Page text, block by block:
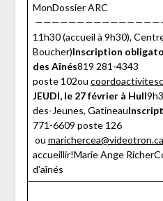
MonDossier ARC
11h30 (accueil à 9h30),
Boucher)Inscription
des Aînés819 281-4343
poste 102ou
JEUDI, le 27 février à Hull
des-Jeunes, Gatineau
771-6609 poste 126
ou marichercea@videotron.ca
accueillir!Marie Ange
d’aînés